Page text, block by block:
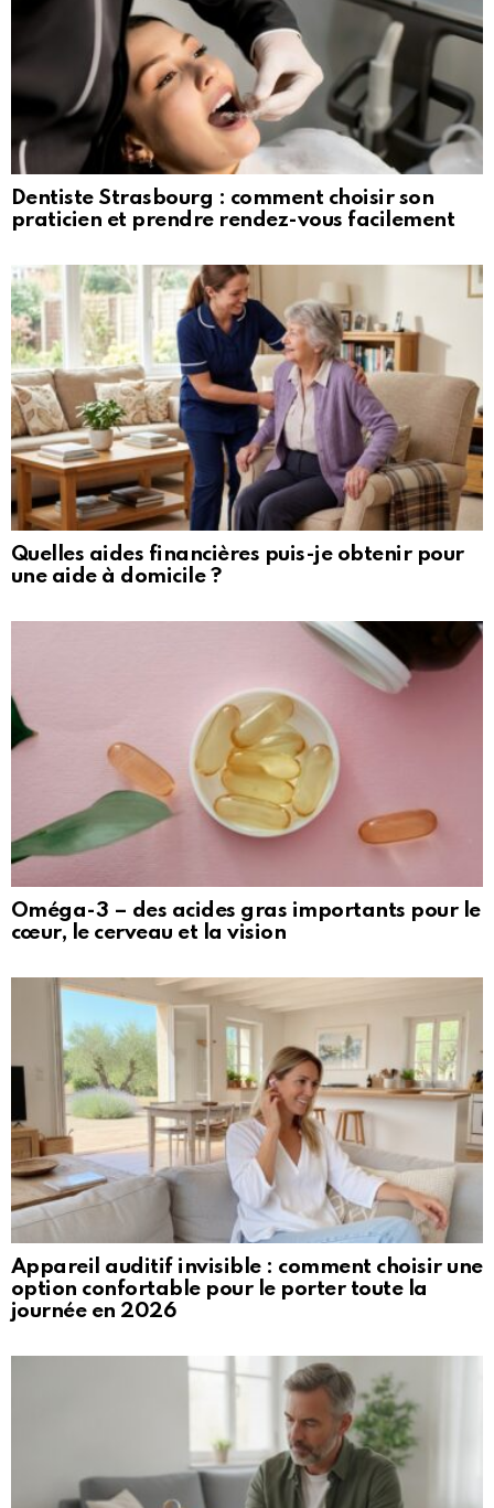
Dentiste Strasbourg : comment choisir son
praticien et prendre rendez-vous facilement
Quelles aides financières puis-je obtenir pour
une aide à domicile ?
Oméga-3 – des acides gras importants pour le
cœur, le cerveau et la vision
Appareil auditif invisible : comment choisir une
option confortable pour le porter toute la
journée en 2026